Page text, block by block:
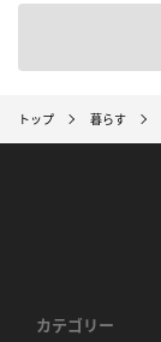
トップ 暮らす
カテゴリー